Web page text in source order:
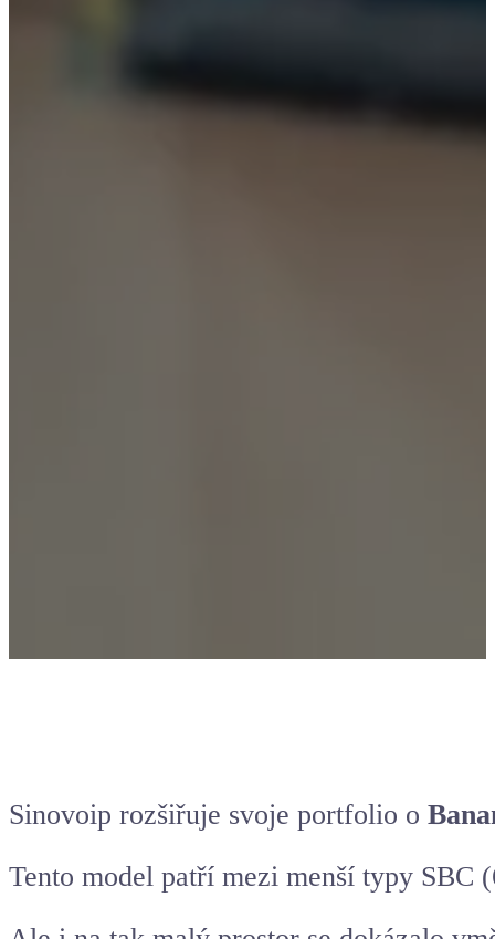
Sinovoip rozšiřuje svoje portfolio o
Tento model patří mezi menší typy SBC